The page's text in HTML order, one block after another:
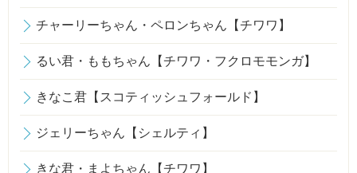
チャーリーちゃん・ペロンちゃん【チワワ】
るい君・ももちゃん【チワワ・フクロモモンガ】
きなこ君【スコティッシュフォールド】
ジェリーちゃん【シェルティ】
きな君・まよちゃん【チワワ】